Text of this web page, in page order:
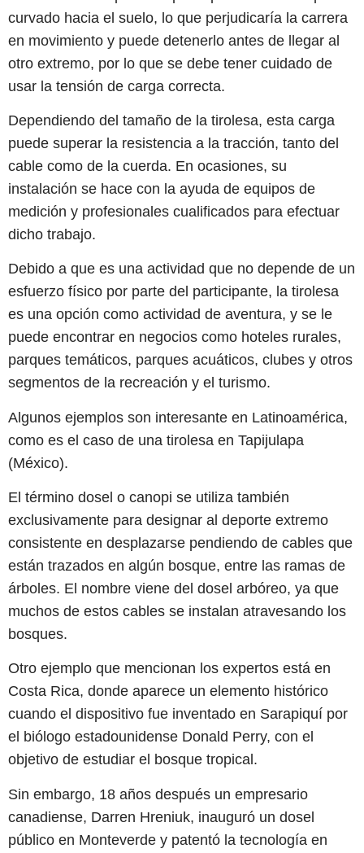
curvado hacia el suelo, lo que perjudicaría la carrera
en movimiento y puede detenerlo antes de llegar al
otro extremo, por lo que se debe tener cuidado de
usar la tensión de carga correcta.
Dependiendo del tamaño de la tirolesa, esta carga
puede superar la resistencia a la tracción, tanto del
cable como de la cuerda. En ocasiones, su
instalación se hace con la ayuda de equipos de
medición y profesionales cualificados para efectuar
dicho trabajo.
Debido a que es una actividad que no depende de un
esfuerzo físico por parte del participante, la tirolesa
es una opción como actividad de aventura, y se le
puede encontrar en negocios como hoteles rurales,
parques temáticos, parques acuáticos, clubes y otros
segmentos de la recreación y el turismo.
Algunos ejemplos son interesante en Latinoamérica,
como es el caso de una tirolesa en Tapijulapa
(México).
El término dosel o canopi se utiliza también
exclusivamente para designar al deporte extremo
consistente en desplazarse pendiendo de cables que
están trazados en algún bosque, entre las ramas de
árboles. El nombre viene del dosel arbóreo, ya que
muchos de estos cables se instalan atravesando los
bosques.
Otro ejemplo que mencionan los expertos está en
Costa Rica, donde aparece un elemento histórico
cuando el dispositivo fue inventado en Sarapiquí por
el biólogo estadounidense Donald Perry, con el
objetivo de estudiar el bosque tropical.
Sin embargo, 18 años después un empresario
canadiense, Darren Hreniuk, inauguró un dosel
público en Monteverde y patentó la tecnología en